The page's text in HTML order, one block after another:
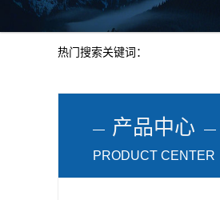
热门搜索关键词：
产品中心
PRODUCT CENTER